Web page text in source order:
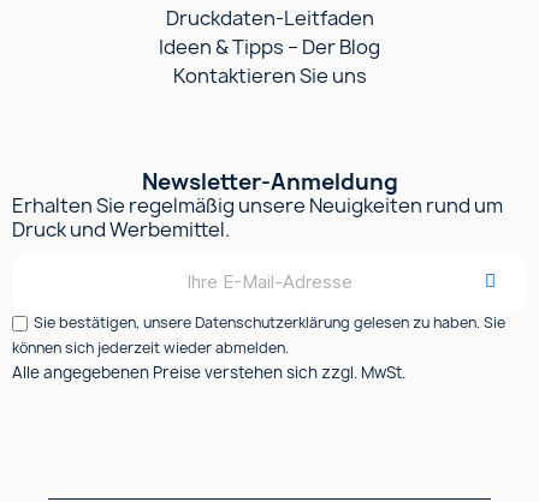
Druckdaten-Leitfaden
Ideen & Tipps – Der Blog
Kontaktieren Sie uns
Newsletter-Anmeldung
Erhalten Sie regelmäßig unsere Neuigkeiten rund um
Druck und Werbemittel.
Sie bestätigen, unsere Datenschutzerklärung gelesen zu haben. Sie
können sich jederzeit wieder abmelden.
Alle angegebenen Preise verstehen sich zzgl. MwSt.